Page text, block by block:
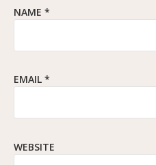
NAME *
EMAIL *
WEBSITE